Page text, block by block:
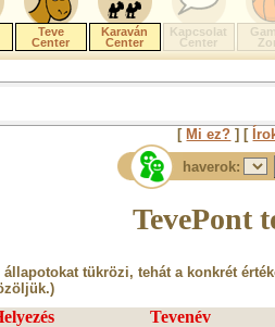
Teve
Center
Karaván
Center
Kapcsolat
Center
[ Mi ez? ] [
haverok:
TevePont
tükrözi, tehát a konkrét
Tevenév